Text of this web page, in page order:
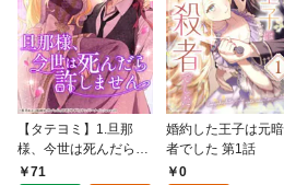
【タテヨミ】1.旦那
様、今世は死んだら許
しません
71
婚約した王子は元
者でした 第1話
0